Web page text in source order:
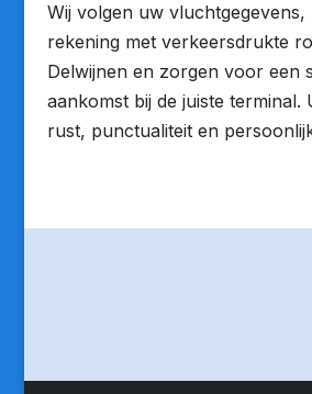
Wij volgen uw vluchtgegevens,
rekening met verkeersdrukte
Delwijnen en zorgen voor een
aankomst bij de juiste terminal.
rust, punctualiteit en